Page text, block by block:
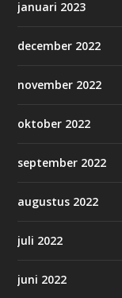
januari 2023
december 2022
november 2022
oktober 2022
september 2022
augustus 2022
juli 2022
juni 2022